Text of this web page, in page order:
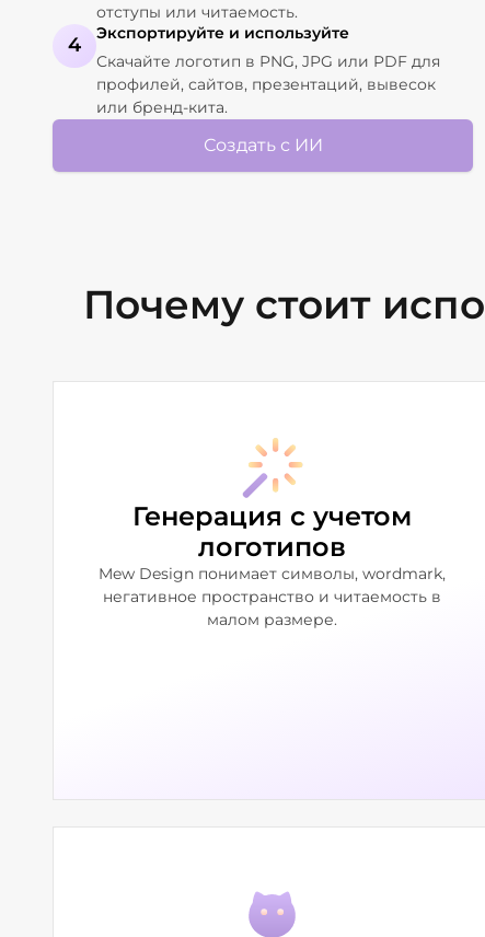
отступы или читаемость.
4
Экспортируйте и используйте
Скачайте логотип в PNG, JPG или PDF для
профилей, сайтов, презентаций, вывесок
или бренд-кита.
Создать с ИИ
Почему стоит
Генерация с учетом
логотипов
Mew Design понимает символы, wordmark,
негативное пространство и читаемость в
малом размере.